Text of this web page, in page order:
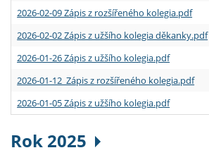
2026-02-09 Zápis z rozšířeného kolegia.pdf
2026-02-02 Zápis z užšího kolegia děkanky.pdf
2026-01-26 Zápis z užšího kolegia.pdf
2026-01-12 Zápis z rozšířeného kolegia.pdf
2026-01-05 Zápis z užšího kolegia.pdf
Rok 2025